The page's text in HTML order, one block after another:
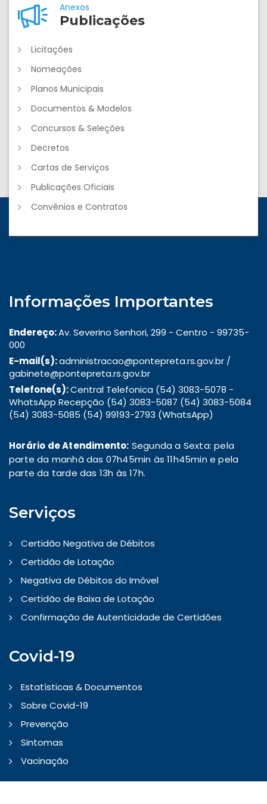
Anexos
Publicações
Licitações
Nomeações
Planos Municipais
Documentos & Modelos
Concursos & Seleções
Decretos
Cartas de Serviços
Publicações Oficiais
Convênios e Contratos
Informações Importantes
Endereço:Av. Severino Senhori, 299 - Centro - 99735-
000
E-mail(s):administracao@pontepreta.rs.gov.br /
gabinete@pontepreta.rs.gov.br
Telefone(s):Central Telefonica (54) 3083-5078 -
WhatsApp Recepção (54) 3083-5087 (54) 3083-5084
(54) 3083-5085 (54) 99193-2793 (WhatsApp)
Horário de Atendimento: Segunda a Sexta: pela
parte da manhã das 07h45min às 11h45min e pela
parte da tarde das 13h às 17h.
Serviços
Certidão Negativa de Débitos
Certidão de Lotação
Negativa de Débitos do Imóvel
Certidão de Baixa de Lotação
Confirmação de Autenticidade de Certidões
Covid-19
Estatísticas & Documentos
Sobre Covid-19
Prevenção
Sintomas
Vacinação